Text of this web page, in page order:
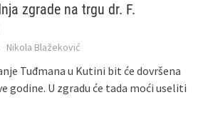
zgrade na trgu dr. F.
Nikola Blažeković
Tuđmana u Kutini bit će dovršena
godine. U zgradu će tada moći useliti